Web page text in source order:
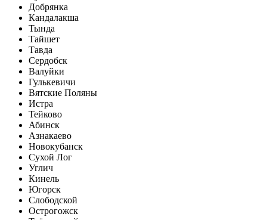
Добрянка
Кандалакша
Тында
Тайшет
Тавда
Сердобск
Валуйки
Гулькевичи
Вятские Поляны
Истра
Тейково
Абинск
Азнакаево
Новокубанск
Сухой Лог
Углич
Кинель
Югорск
Слободской
Острогожск